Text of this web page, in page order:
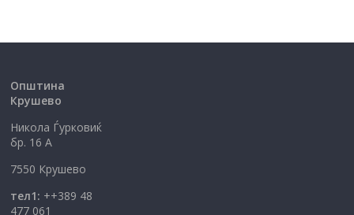
Општина
Крушево
Никола Ѓурковиќ
бр. 16 А
7550 Крушево
тел1: ++389 48
477 061